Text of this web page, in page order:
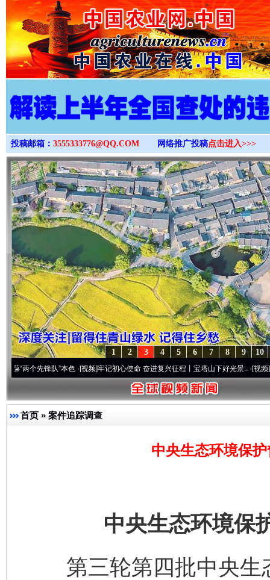
>
投稿邮箱： 3555333776@QQ.COM 网络推广投稿点击进入>>>
10
9
8
7
6
5
4
3
2
1
先锋队”本色·[视频]牢记初心使命 奋进复兴征程丨宝塔山下好光景..·[视频]因党而生
首页 » 案件追踪调查
中央生态环境保
中央生态环境保
第三轮第四批中央生